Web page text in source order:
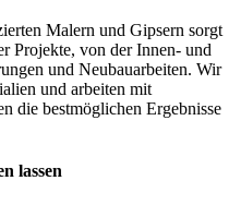
Malern und Gipsern sorgt
Projekte, von der Innen- und
und Neubauarbeiten. Wir
und arbeiten mit
die bestmöglichen Ergebnisse
lassen